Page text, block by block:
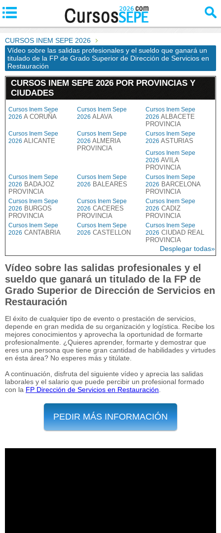
CURSOS INEM SEPE 2026
Vídeo sobre las salidas profesionales y el sueldo que ganará un
titulado de la FP de Grado Superior de Dirección de Servicios en
Restauración
CURSOS INEM SEPE 2026 POR PROVINCIAS Y
CIUDADES
Cursos Inem Sepe
2026 A CORUÑA
Cursos Inem Sepe
2026 ALAVA
Cursos Inem Sepe
2026 ALBACETE
PROVINCIA
Cursos Inem Sepe
2026 ALICANTE
Cursos Inem Sepe
2026 ALMERIA
PROVINCIA
Cursos Inem Sepe
2026 ASTURIAS
Cursos Inem Sepe
2026 AVILA
PROVINCIA
Cursos Inem Sepe
2026 BADAJOZ
PROVINCIA
Cursos Inem Sepe
2026 BALEARES
Cursos Inem Sepe
2026 BARCELONA
PROVINCIA
Cursos Inem Sepe
2026 BURGOS
PROVINCIA
Cursos Inem Sepe
2026 CACERES
PROVINCIA
Cursos Inem Sepe
2026 CADIZ
PROVINCIA
Cursos Inem Sepe
2026 CANTABRIA
Cursos Inem Sepe
2026 CASTELLON
Cursos Inem Sepe
2026 CIUDAD REAL
PROVINCIA
Desplegar todas»
Vídeo sobre las salidas profesionales y el
sueldo que ganará un titulado de la FP de
Grado Superior de Dirección de Servicios en
Restauración
El éxito de cualquier tipo de evento o prestación de servicios,
depende en gran medida de su organización y logística. Recibe los
mejores conocimientos y aprovecha la oportunidad de formarte
profesionalmente. ¿Quieres aprender, formarte y demostrar que
eres una persona que tiene gran cantidad de habilidades y virtudes
en ésta área? No esperes más y titúlate.
A continuación, disfruta del siguiente vídeo y aprecia las salidas
laborales y el salario que puede percibir un profesional formado
con la FP Dirección de Servicios en Restauración
PEDIR MÁS INFORMACIÓN